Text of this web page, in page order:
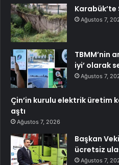
Karabük’te
Ağustos 7,
TBMM’nin
iyi’ olarak
Ağustos 7,
Çin’in kurulu elektrik üretim
aştı
Ağustos 7, 2026
Başkan
ücretsiz
Ağustos 7,